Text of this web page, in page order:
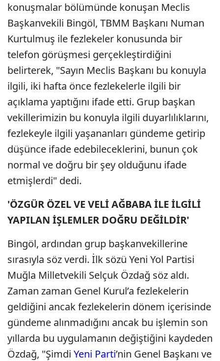
konuşmalar bölümünde konuşan Meclis
Başkanvekili Bingöl, TBMM Başkanı Numan
Kurtulmuş ile fezlekeler konusunda bir
telefon görüşmesi gerçekleştirdiğini
belirterek, "Sayın Meclis Başkanı bu konuyla
ilgili, iki hafta önce fezlekelerle ilgili bir
açıklama yaptığını ifade etti. Grup başkan
vekillerimizin bu konuyla ilgili duyarlılıklarını,
fezlekeyle ilgili yaşananları gündeme getirip
düşünce ifade edebileceklerini, bunun çok
normal ve doğru bir şey olduğunu ifade
etmişlerdi" dedi.
'ÖZGÜR ÖZEL VE VELİ AĞBABA İLE İLGİLİ
YAPILAN İŞLEMLER DOĞRU DEĞİLDİR'
Bingöl, ardından grup başkanvekillerine
sırasıyla söz verdi. İlk sözü Yeni Yol Partisi
Muğla Milletvekili Selçuk Özdağ söz aldı.
Zaman zaman Genel Kurul’a fezlekelerin
geldiğini ancak fezlekelerin dönem içerisinde
gündeme alınmadığını ancak bu işlemin son
yıllarda bu uygulamanın değiştiğini kaydeden
Özdağ, "Şimdi Yeni Parti’nin Genel Başkanı ve